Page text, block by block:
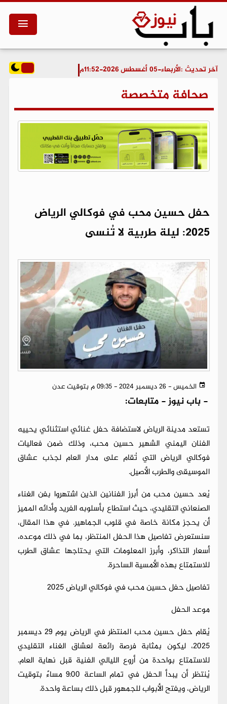
آخر تحديث :الأربعاء-05 أغسطس 2026-11:52م
صحافة متخصصة
حفل حسين محب في فوكالي الرياض
2025: ليلة طربية لا تُنسى
الخميس - 26 ديسمبر 2024 - 09:35 م بتوقيت عدن
- باب نيوز - متابعات:
تستعد مدينة الرياض لاستضافة حفل غنائي استثنائي يحييه
الفنان اليمني الشهير حسين محب، وذلك ضمن فعاليات
فوكالي الرياض التي تُقام على مدار العام لجذب عشاق
الموسيقى والطرب الأصيل.
يُعد حسين محب من أبرز الفنانين الذين اشتهروا بفن الغناء
الصنعاني التقليدي، حيث استطاع بأسلوبه الفريد وأدائه المميز
أن يحجز مكانة خاصة في قلوب الجماهير. في هذا المقال،
سنستعرض تفاصيل هذا الحفل المنتظر، بما في ذلك موعده،
أسعار التذاكر، وأبرز المعلومات التي يحتاجها عشاق الطرب
للاستمتاع بهذه الأمسية الساحرة.
تفاصيل حفل حسين محب في فوكالي الرياض 2025
موعد الحفل
يُقام حفل حسين محب المنتظر في الرياض يوم 29 ديسمبر
2025، ليكون بمثابة فرصة رائعة لعشاق الغناء التقليدي
للاستمتاع بواحدة من أروع الليالي الفنية قبل نهاية العام.
يُنتظر أن يبدأ الحفل في تمام الساعة 9:00 مساءً بتوقيت
الرياض، ويفتح الأبواب للجمهور قبل ذلك بساعة واحدة.